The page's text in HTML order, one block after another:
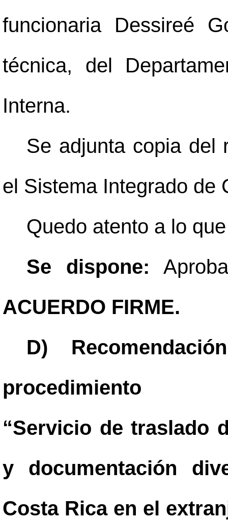
funcionaria Dessireé
técnica, del
Interna.
Se adjunta copia del
el Sistema Integrado de
Quedo atento a lo
Se dispone:
ACUERDO FIRME.
D)
procedimiento
“Servicio de traslado
y documentación
Costa Rica en el